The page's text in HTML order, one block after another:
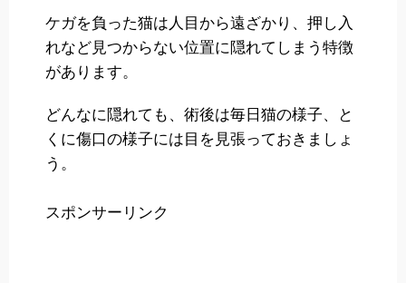
ケガを負った猫は人目から遠ざかり、押し入
れなど見つからない位置に隠れてしまう特徴
があります。
どんなに隠れても、術後は毎日猫の様子、と
くに傷口の様子には目を見張っておきましょ
う。
スポンサーリンク